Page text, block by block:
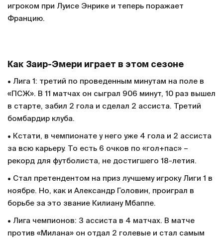
игроком при Луисе Энрике и теперь поражает
Францию.
Как Заир-Эмери играет в этом сезоне
• Лига 1: третий по проведенным минутам на поле в
«ПСЖ». В 11 матчах он сыграл 906 минут, 10 раз вышел
в старте, забил 2 гола и сделал 2 ассиста. Третий
бомбардир клуба.
• Кстати, в чемпионате у него уже 4 гола и 2 ассиста
за всю карьеру. То есть 6 очков по «гол+пас» –
рекорд для футболиста, не достигшего 18-летия.
• Стал претендентом на приз лучшему игроку Лиги 1 в
ноябре. Но, как и Александр Головин, проиграл в
борьбе за это звание Килиану Мбаппе.
• Лига чемпионов: 3 ассиста в 4 матчах. В матче
против «Милана» он отдал 2 голевые и стал самым